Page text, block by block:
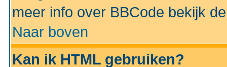
meer info over BBCode bekijk
Naar boven
Kan ik HTML gebruiken?